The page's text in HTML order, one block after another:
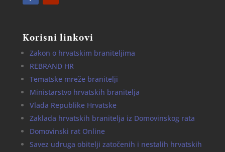
Korisni linkovi
Zakon o hrvatskim braniteljima
REBRAND HR
Tematske mreže branitelji
Ministarstvo hrvatskih branitelja
Vlada Republike Hrvatske
Zaklada hrvatskih branitelja iz Domovinskog rata
Domovinski rat Online
Savez udruga obitelji zatočenih i nestalih hrvatskih